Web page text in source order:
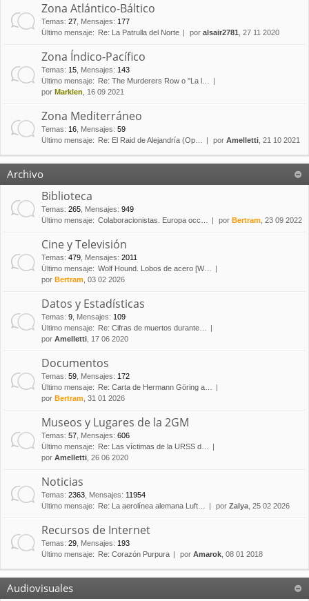
Zona Atlántico-Báltico
Temas: 27 Mensajes: 177
Último mensaje:
Re: La Patrulla del Norte por alsair2781 , 27 11 2020
Zona Índico-Pacífico
Temas: 15 Mensajes: 143
Último mensaje:
Re: The Murderers Row o "La l…
por Marklen , 16 09 2021
Zona Mediterráneo
Temas: 16 Mensajes: 59
Último mensaje:
Re: El Raid de Alejandría (Op… por Amelletti , 21 10 2021
Archivo
Biblioteca
Temas: 265 Mensajes: 949
Último mensaje: Colaboracionistas. Europa occ… por Bertram , 23 09 2022
Cine y Televisión
Temas: 479 Mensajes: 2011
Último mensaje: Wolf Hound. Lobos de acero [W…
por Bertram , 03 02 2026
Datos y Estadísticas
Temas: 9 Mensajes: 109
Último mensaje:
Re: Cifras de muertos durante…
por Amelletti , 17 06 2020
Documentos
Temas: 59 Mensajes: 172
Último mensaje:
Re: Carta de Hermann Göring a…
por Bertram , 31 01 2026
Museos y Lugares de la 2GM
Temas: 57 Mensajes: 606
Último mensaje:
Re: Las víctimas de la URSS d…
por Amelletti , 26 06 2020
Noticias
Temas: 2363 Mensajes: 11954
Último mensaje:
Re: La aerolínea alemana Luft… por Zalya , 25 02 2026
Recursos de Internet
Temas: 29 Mensajes: 193
Último mensaje:
Re: Corazón Purpura por Amarok , 08 01 2018
Audiovisuales